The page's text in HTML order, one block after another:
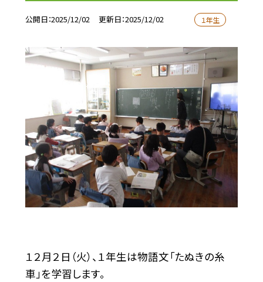
公開日 2025/12/02 更新日 2025/12/02 １年生
１２月２日（火）、１年生は物語文「たぬきの糸
車」を学習します。